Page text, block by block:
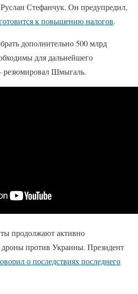
Стефанчук. Он предупредил,
к повышению налогов.
дополнительно 500 млрд
для дальнейшего
Шмыгаль.
продолжают активно
дроны против Украины. Президент
о последствиях последнего